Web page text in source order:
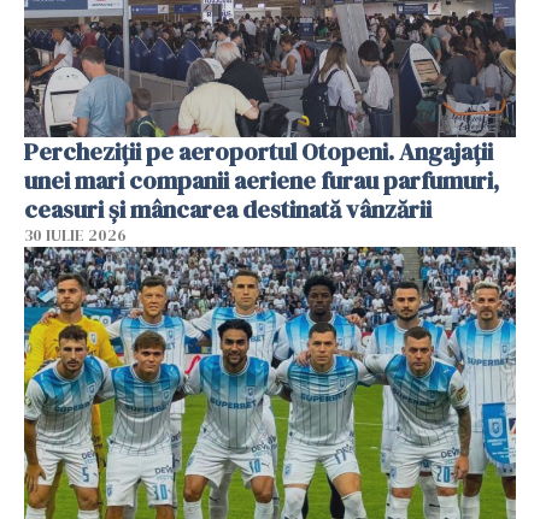
Percheziții pe aeroportul Otopeni. Angajații
unei mari companii aeriene furau parfumuri,
ceasuri și mâncarea destinată vânzării
30 IULIE 2026